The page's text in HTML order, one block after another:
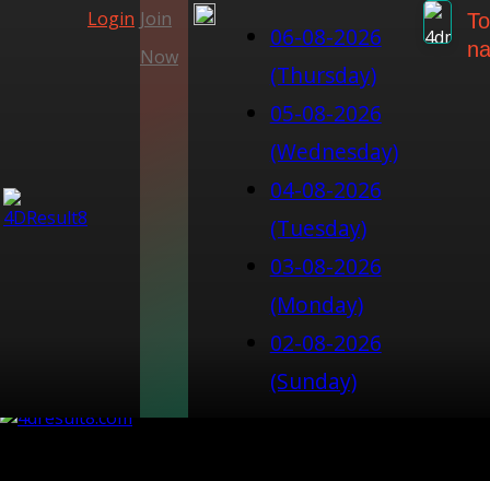
Login Join
Now
06-08-2026
(Thursday)
05-08-2026
(Wednesday)
04-08-2026
(Tuesday)
03-08-2026
(Monday)
02-08-2026
(Sunday)